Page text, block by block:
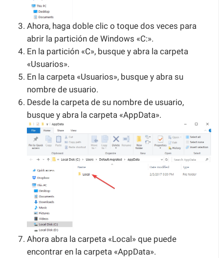
Ahora, haga doble clic o toque dos veces para
abrir la partición de Windows «C:».
En la partición «C», busque y abra la carpeta
«Usuarios».
En la carpeta «Usuarios», busque y abra su
nombre de usuario.
Desde la carpeta de su nombre de usuario,
busque y abra la carpeta «AppData».
Ahora abra la carpeta «Local» que puede
encontrar en la carpeta «AppData».